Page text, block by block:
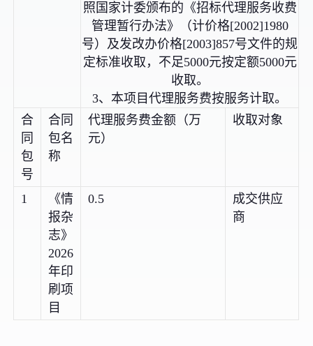
照国家计委颁布的《招标代理服务收费
管理暂行办法》（计价格[2002]1980
号）及发改办价格[2003]857号文件的规
定标准收取，不足5000元按定额5000元
收取。
3、本项目代理服务费按服务计取。
合
同
包
号
合同
包名
称
代理服务费金额（万
元）
收取对象
1
《情
报杂
志》
2026
年印
刷项
目
0.5
成交供应
商